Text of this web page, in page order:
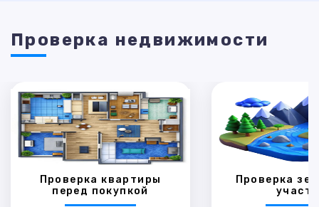
Проверка недвижимости
Проверка квартиры
перед покупкой
Проверка